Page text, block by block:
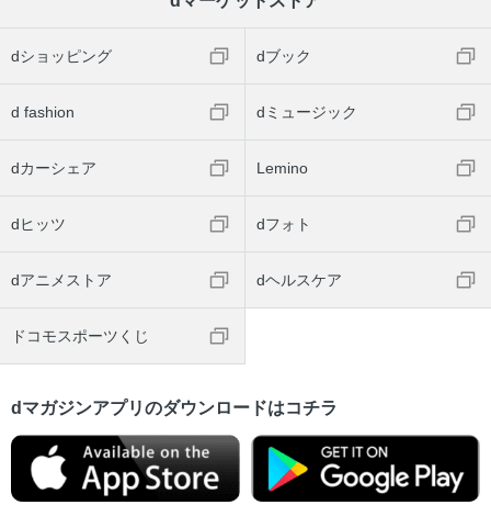
dショッピング dブック
d fashion dミュージック
dカーシェア Lemino
dヒッツ dフォト
dアニメストア dヘルスケア
ドコモスポーツくじ
dマガジンアプリのダウンロードはコチラ